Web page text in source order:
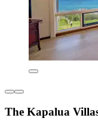
The Kapalua